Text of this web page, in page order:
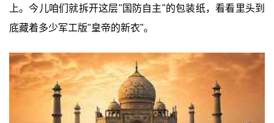
上。今儿咱们就拆开这层"国防自主"的包装纸，看看里头到
底藏着多少军工版"皇帝的新衣"。